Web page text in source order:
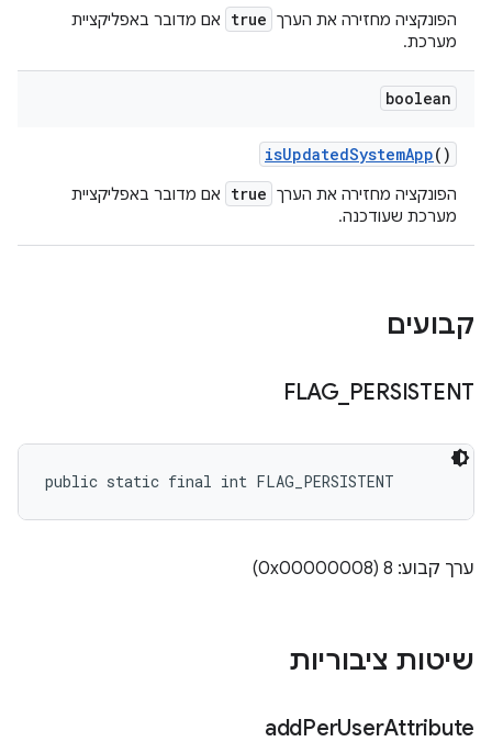
הפונקציה מחזירה את הערך true
אם מדובר באפליקציית
מערכת.
boolean
isUpdatedSystemApp()
הפונקציה מחזירה את הערך true
אם מדובר באפליקציית
מערכת שעודכנה.
קבועים
FLAG_ PERSISTENT
public static final int FLAG_PERSISTENT
ערך קבוע: 8 (0x00000008)
שיטות ציבוריות
addPerUserAttribute